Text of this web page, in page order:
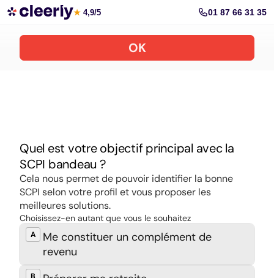
Souscrire aux meilleures SCPI en ligne
★ 4,9/5 01 87 66 31 35